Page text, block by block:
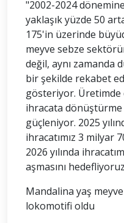
"2002-2024
yaklaşık yüzde 50
175'in üzerinde
meyve sebze
değil, aynı zamanda
bir şekilde rekabet
gösteriyor. Üretimde
ihracata dönüştürme
güçleniyor. 2025
ihracatımız 3 milyar
2026 yılında
aşmasını
Mandalina yaş
lokomotifi oldu